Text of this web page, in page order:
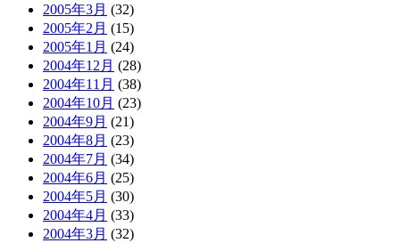
2005年3月 (32)
2005年2月 (15)
2005年1月 (24)
2004年12月 (28)
2004年11月 (38)
2004年10月 (23)
2004年9月 (21)
2004年8月 (23)
2004年7月 (34)
2004年6月 (25)
2004年5月 (30)
2004年4月 (33)
2004年3月 (32)